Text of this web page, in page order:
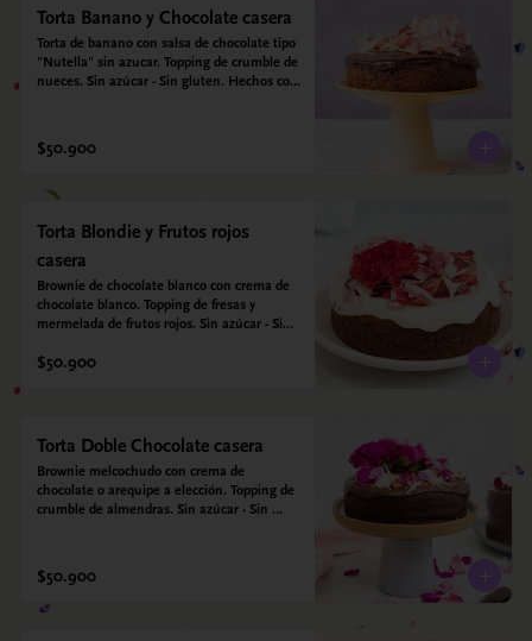
Torta Banano y Chocolate casera
Torta de banano con salsa de chocolate tipo
"Nutella" sin azucar. Topping de crumble de
nueces. Sin azúcar - Sin gluten. Hechos con
$50.900
Torta Blondie y Frutos rojos
casera
Brownie de chocolate blanco con crema de
chocolate blanco. Topping de fresas y
mermelada de frutos rojos. Sin azúcar - Sin
harina quinoa, arroz y coco. Endulzada con
$50.900
Torta Doble Chocolate casera
Brownie melcochudo con crema de
chocolate o arequipe a elección. Topping de
crumble de almendras. Sin azúcar - Sin
Endulzada con estevia.
$50.900